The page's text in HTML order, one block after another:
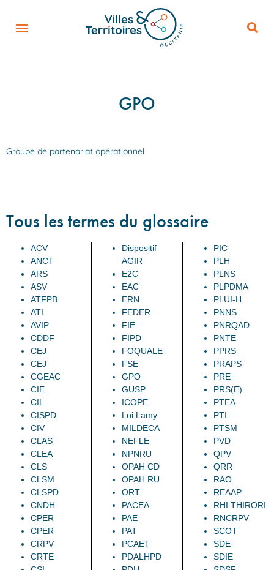
GPO
Groupe de partenariat opérationnel
Tous les termes du glossaire
ACV
ANCT
ARS
ASV
ATFPB
ATI
AVIP
CDDF
CEJ
CEJ
CGEAC
CIE
CIL
CISPD
CIV
CLAS
CLEA
CLS
CLSM
CLSPD
CNDH
CPER
CPER
CRPV
CRTE
Dispositif
AGIR
E2C
EAC
ERN
FEDER
FIE
FIPD
FOQUALE
FSE
GPO
GUSP
ICOPE
Loi Lamy
MILDECA
NEFLE
NPNRU
OPAH CD
OPAH RU
ORT
PACEA
PAE
PAT
PCAET
PDALHPD
PIC
PLH
PLNS
PLPDMA
PLUI-H
PNNS
PNRQAD
PNTE
PPRS
PRAPS
PRE
PRS(E)
PTEA
PTI
PTSM
PVD
QPV
QRR
RAO
REAAP
RHI THIRORI
RNCRPV
SCOT
SDE
SDIE